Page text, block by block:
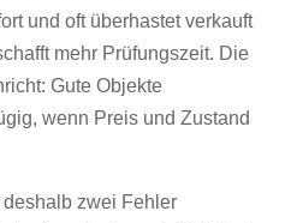
und oft überhastet verkauft
mehr Prüfungszeit. Die
Gute Objekte
wenn Preis und Zustand
zwei Fehler